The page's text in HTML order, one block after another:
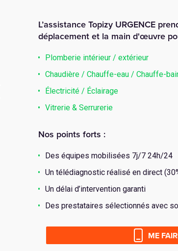
L’assistance Topizy URGENCE
déplacement et la main d'œuvre
Plomberie intérieur / extérieur
Chaudière / Chauffe-eau / Chauffe-
Électricité / Éclairage
Vitrerie & Serrurerie
Nos points forts :
Des équipes mobilisées 7j/7 24h/24
Un télédiagnostic réalisé en direct
Un délai d’intervention garanti
Des prestataires sélectionnés avec
ME